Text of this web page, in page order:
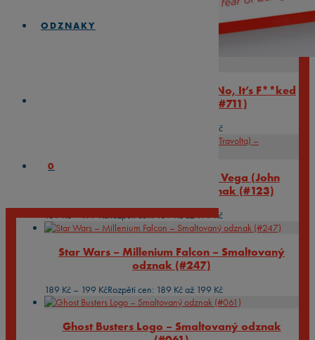
ODZNAKY
0
Bob the Builder – Can We Fix It? No, It’s F**ked
– Smaltovaný odznak (#711)
Rozpětí cen: 189 Kč až 199 Kč
Pulp Fiction – Dancing Vincent Vega (John
Travolta) – Smaltovaný odznak (#123)
189Kč–199KčRozpětí cen: 189 Kč až 199 Kč
Star Wars – Millenium Falcon – Smaltovaný
odznak (#247)
189 Kč – 199 KčRozpětí cen: 189 Kč až 199 Kč
Ghost Busters Logo – Smaltovaný odznak